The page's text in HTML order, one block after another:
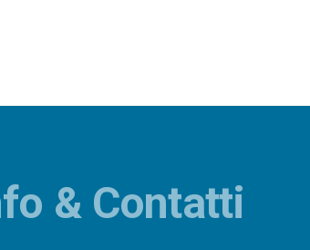
& Contatti